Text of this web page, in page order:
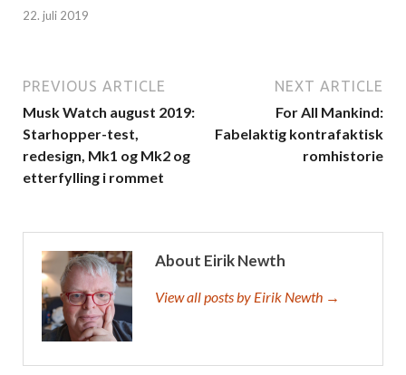
22. juli 2019
PREVIOUS ARTICLE
Musk Watch august 2019:
Starhopper-test,
redesign, Mk1 og Mk2 og
etterfylling i rommet
NEXT ARTICLE
For All Mankind:
Fabelaktig kontrafaktisk
romhistorie
About Eirik Newth
View all posts by Eirik Newth →